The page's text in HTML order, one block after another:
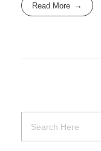
Read More